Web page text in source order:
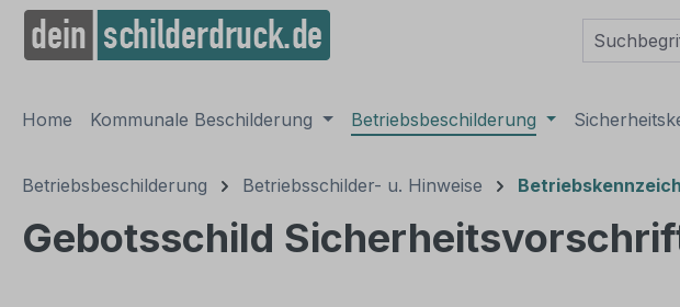
Zur Hauptnavigation springen
Home Kommunale Beschilderung Betriebsbeschilderung
Betriebsbeschilderung Betriebsschilder- u. Hinweise
Gebotsschild